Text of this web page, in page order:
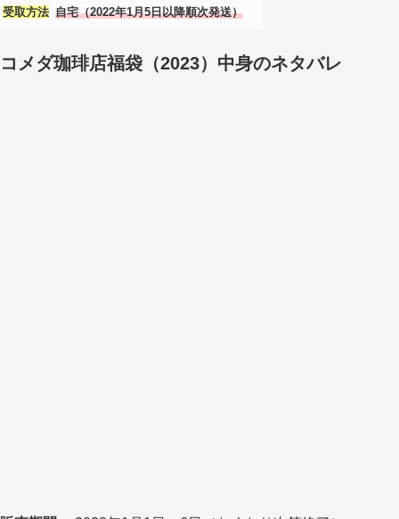
受取方法 自宅（2022年1月5日以降順次発送）
コメダ珈琲店福袋（2023）中身のネタバレ